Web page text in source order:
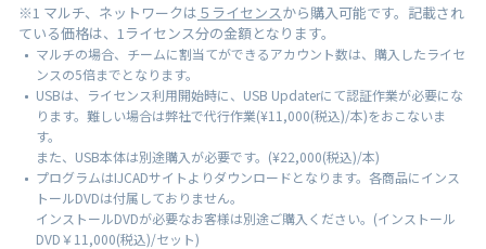
※1 マルチ、ネットワークは ５ライセンスから購入可能です。記載され
ている価格は、1ライセンス分の金額となります。
マルチの場合、チームに割当てができるアカウント数は、購入したライセ
ンスの5倍までとなります。
USBは、ライセンス利用開始時に、USB Updaterにて認証作業が必要にな
ります。難しい場合は弊社で代行作業(¥11,000(税込)/本)をおこないま
す。
また、USB本体は別途購入が必要です。(¥22,000(税込)/本)
プログラムはIJCADサイトよりダウンロードとなります。各商品にインス
トールDVDは付属しておりません。
インストールDVDが必要なお客様は別途ご購入ください。(インストール
DVD￥11,000(税込)/セット)